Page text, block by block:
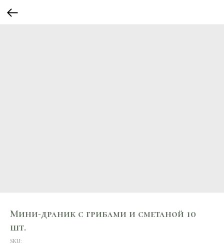
Мини-драник с грибами и сметаной 10
шт.
SKU: